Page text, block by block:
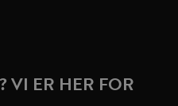
VI ER HER FOR